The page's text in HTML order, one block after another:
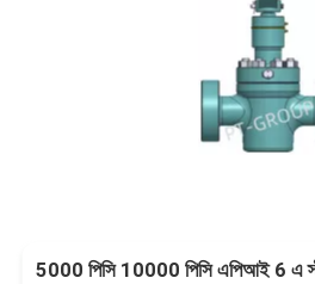
5000 পিসি 10000 পিসি এপিআই 6 এ